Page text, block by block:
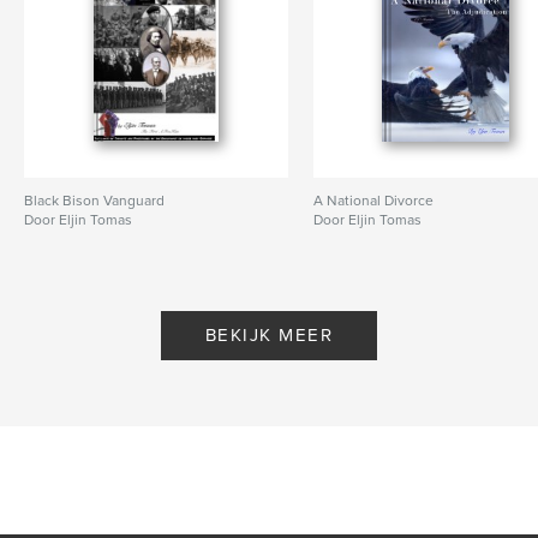
Black Bison Vanguard
Door Eljin Tomas
A National Divorce
Door Eljin Tomas
BEKIJK MEER